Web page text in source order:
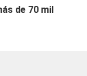
de 70 mil